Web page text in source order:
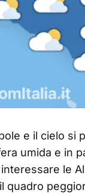
e il cielo si
umida e in
le
quadro